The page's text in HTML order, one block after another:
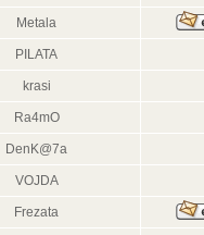
Metala
PILATA
krasi
Ra4mO
DenK@7a
VOJDA
Frezata